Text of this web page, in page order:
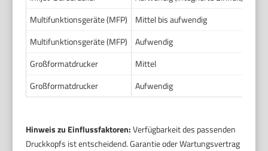
Multifunktionsgeräte (MFP)
Mittel bis aufwendig
Multifunktionsgeräte (MFP)
Aufwendig
Großformatdrucker
Mittel
Großformatdrucker
Aufwendig
Hinweis zu Einflussfaktoren:Verfügbarkeit des passenden
Druckkopfs ist entscheidend. Garantie oder Wartungsvertrag